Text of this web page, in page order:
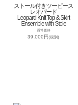
ストール付きツーピース
レオパード
Leopard Knit Top & Skirt
Ensemble with Stole
通常価格
39,000円(税別)